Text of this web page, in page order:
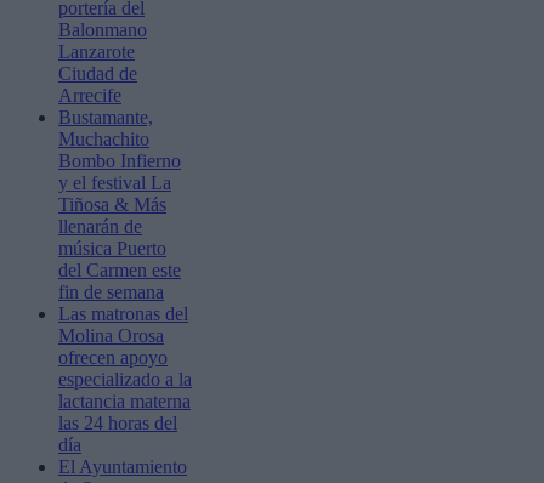
portería del
Balonmano
Lanzarote
Ciudad de
Arrecife
Bustamante,
Muchachito
Bombo Infierno
y el festival La
Tiñosa & Más
llenarán de
música Puerto
del Carmen este
fin de semana
Las matronas del
Molina Orosa
ofrecen apoyo
especializado a la
lactancia materna
las 24 horas del
día
El Ayuntamiento